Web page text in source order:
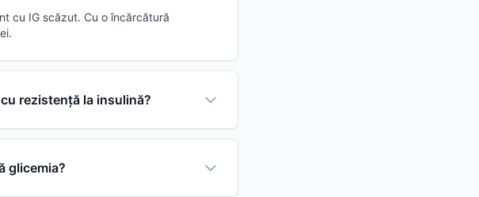
cu IG scăzut. Cu o încărcătură
rezistență la insulină?
glicemia?